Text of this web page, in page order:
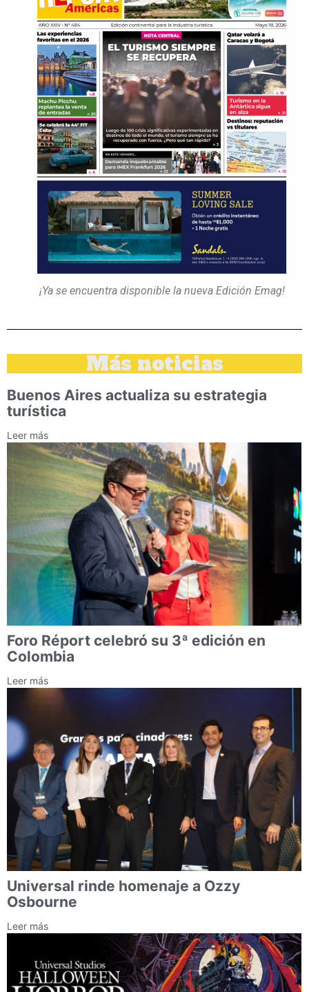
¡Ya se encuentra disponible la nueva Edición Emag!
Más noticias
Buenos Aires actualiza su estrategia
turística
Leer más
Foro Réport celebró su 3ª edición en
Colombia
Leer más
Universal rinde homenaje a Ozzy
Osbourne
Leer más